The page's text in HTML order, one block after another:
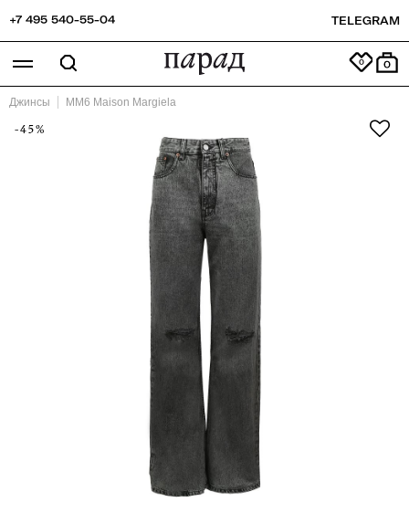
+7 495 540-55-04 TELEGRAM
0
Джинсы MM6 Maison Margiela
-45%